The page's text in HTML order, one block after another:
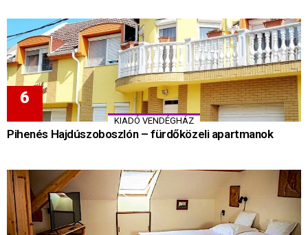
KIADÓ VENDÉGHÁZ
Pihenés Hajdúszoboszlón – fürdőközeli apartmanok